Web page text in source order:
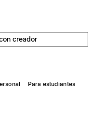
creador
Para estudiantes